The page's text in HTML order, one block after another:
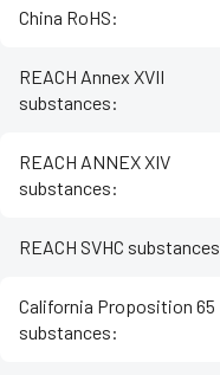
China RoHS:
REACH Annex XVII
substances:
REACH ANNEX XIV
substances:
REACH SVHC substances
California Proposition 65
substances: